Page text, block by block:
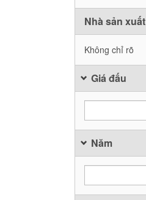
Nhà sản xuất
Không chỉ rõ
Giá đấu
Năm